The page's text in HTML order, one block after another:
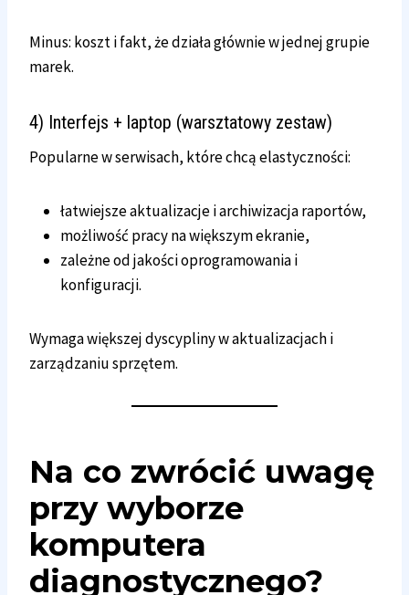
Minus: koszt i fakt, że działa głównie w jednej grupie
marek.
4) Interfejs + laptop (warsztatowy zestaw)
Popularne w serwisach, które chcą elastyczności:
łatwiejsze aktualizacje i archiwizacja raportów,
możliwość pracy na większym ekranie,
zależne od jakości oprogramowania i
konfiguracji.
Wymaga większej dyscypliny w aktualizacjach i
zarządzaniu sprzętem.
Na co zwrócić uwagę
przy wyborze
komputera
diagnostycznego?